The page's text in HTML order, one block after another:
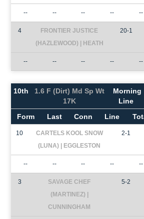
-- -- -- -- --
4
FRONTIER JUSTICE
(HAZLEWOOD) | HEATH
20-1
-- -- -- -- --
10th
1.6 F (Dirt) Md Sp Wt
17K
Morning
Line
Form Last Conn Line
10
CARTELS KOOL SNOW
(LUNA) | EGGLESTON
2-1
-- -- -- -- --
3
SAVAGE CHEF
(MARTINEZ) |
CUNNINGHAM
5-2